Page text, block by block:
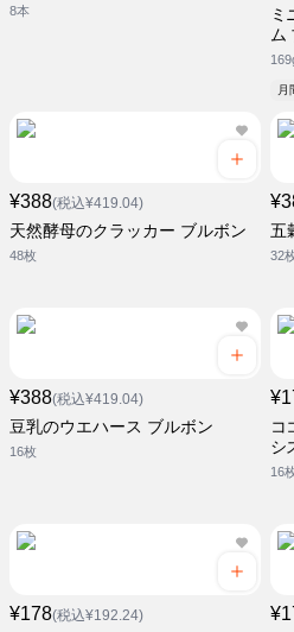
8本
ミ
ム
¥388(税込¥419.04)
天然酵母のクラッカー ブルボン
48枚
五
32
¥388(税込¥419.04)
豆乳のウエハース ブルボン
16枚
コ
シ
16
¥178(税込¥192.24)